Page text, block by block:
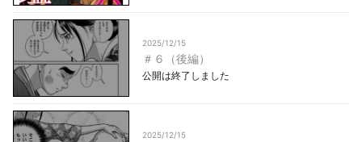
2025/12/15
＃６（後編）
公開は終了しました
2025/12/15